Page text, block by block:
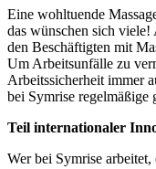
Eine wohltuende
das wünschen sich
den Beschäftigten mit
Um Arbeitsunfälle zu
Arbeitssicherheit immer
bei Symrise regelmäßige
Teil internationaler
Wer bei Symrise